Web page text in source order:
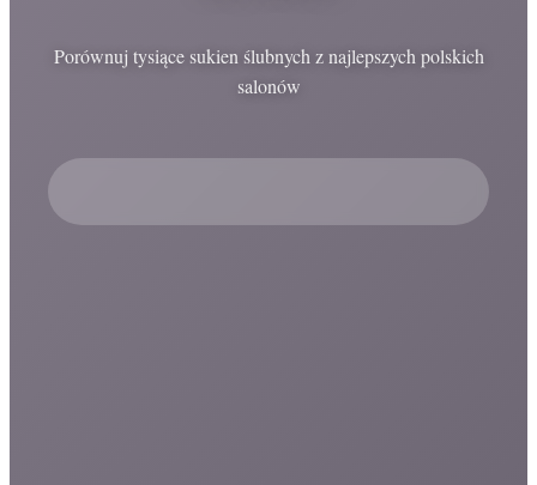
Porównuj tysiące sukien ślubnych z najlepszych polskich
salonów